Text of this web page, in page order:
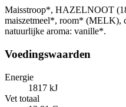
Maisstroop*, HAZELNOOT
maiszetmeel*, room* (MELK),
natuurlijke aroma: vanille*.
Voedingswaarden
Energie
1817 kJ
Vet totaal